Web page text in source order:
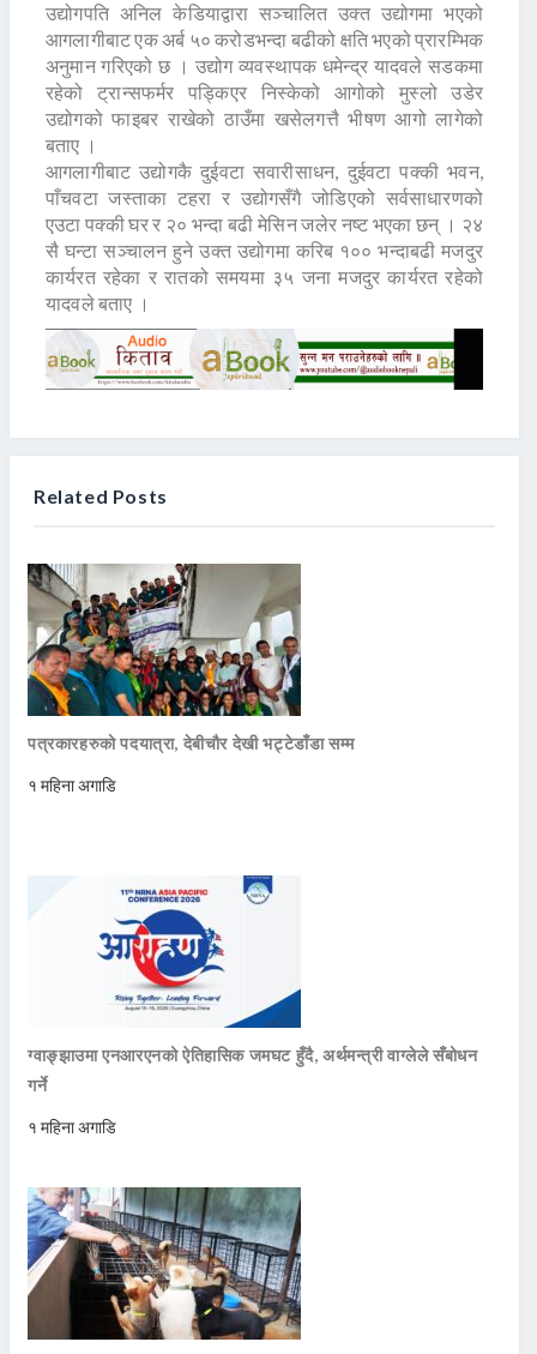
उद्योगपति अनिल केडियाद्वारा सञ्चालित उक्त उद्योगमा भएको
आगलागीबाट एक अर्ब ५० करोडभन्दा बढीको क्षति भएको प्रारम्भिक
अनुमान गरिएको छ । उद्योग व्यवस्थापक धमेन्द्र यादवले सडकमा
रहेको ट्रान्सफर्मर पड्किएर निस्केको आगोको मुस्लो उडेर
उद्योगको फाइबर राखेको ठाउँमा खसेलगत्तै भीषण आगो लागेको
बताए ।
आगलागीबाट उद्योगकै दुईवटा सवारीसाधन, दुईवटा पक्की भवन,
पाँचवटा जस्ताका टहरा र उद्योगसँगै जोडिएको सर्वसाधारणको
एउटा पक्की घर र २० भन्दा बढी मेसिन जलेर नष्ट भएका छन् । २४
सै घन्टा सञ्चालन हुने उक्त उद्योगमा करिब १०० भन्दाबढी मजदुर
कार्यरत रहेका र रातको समयमा ३५ जना मजदुर कार्यरत रहेको
यादवले बताए ।
Related Posts
पत्रकारहरुको पदयात्रा, देबीचौर देखी भट्टेडाँडा सम्म
१ महिना अगाडि
ग्वाङ्झाउमा एनआरएनको ऐतिहासिक जमघट हुँदै, अर्थमन्त्री वाग्लेले सँबोधन
गर्ने
१ महिना अगाडि